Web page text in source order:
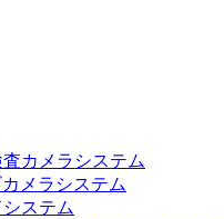
カメラシステム
メラシステム
ステム